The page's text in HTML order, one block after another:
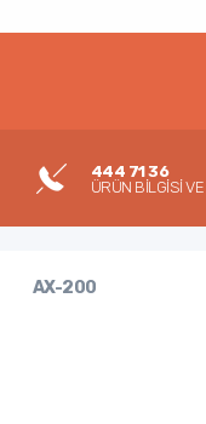
444 71 36
ÜRÜN BİLGİSİ VE
AX-200